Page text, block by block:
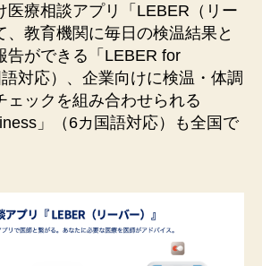
医療相談アプリ「LEBER（リー
、教育機関に毎⽇の検温結果と
告ができる「LEBER for
対応）、企業向けに検温・体調
ェックを組み合わせられる
」（6カ国語対応）も全国で